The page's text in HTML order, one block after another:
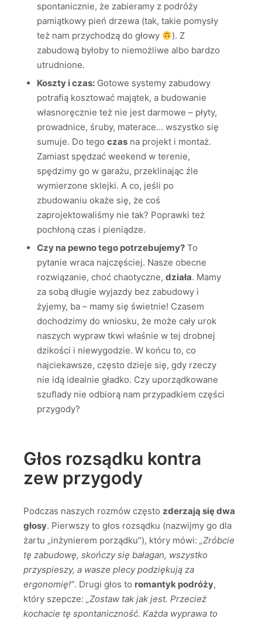
spontanicznie, że zabieramy z podróży
pamiątkowy pień drzewa (tak, takie pomysły
też nam przychodzą do głowy
). Z
zabudową byłoby to niemożliwe albo bardzo
utrudnione.
Koszty i czas:Gotowe systemy zabudowy
potrafią kosztować majątek, a budowanie
własnoręcznie też nie jest darmowe – płyty,
prowadnice, śruby, materace… wszystko się
sumuje. Do tego czasna projekt i montaż.
Zamiast spędzać weekend w terenie,
spędzimy go w garażu, przeklinając źle
wymierzone sklejki. A co, jeśli po
zbudowaniu okaże się, że coś
zaprojektowaliśmy nie tak? Poprawki też
pochłoną czas i pieniądze.
Czy na pewno tego potrzebujemy?To
pytanie wraca najczęściej. Nasze obecne
rozwiązanie, choć chaotyczne, działa. Mamy
za sobą długie wyjazdy bez zabudowy i
żyjemy, ba – mamy się świetnie! Czasem
dochodzimy do wniosku, że może cały urok
naszych wypraw tkwi właśnie w tej drobnej
dzikości i niewygodzie. W końcu to, co
najciekawsze, często dzieje się, gdy rzeczy
nie idą idealnie gładko. Czy uporządkowane
szuflady nie odbiorą nam przypadkiem części
przygody?
Głos rozsądku kontra
zew przygody
Podczas naszych rozmów często zderzają się dwa
głosy. Pierwszy to głos rozsądku (nazwijmy go dla
żartu „inżynierem porządku”), który mówi: „Zróbcie
tę zabudowę, skończy się bałagan, wszystko
przyspieszy, a wasze plecy podziękują za
ergonomię!”. Drugi głos to romantyk podróży,
który szepcze: „Zostaw tak jak jest. Przecież
kochacie tę spontaniczność. Każda wyprawa to